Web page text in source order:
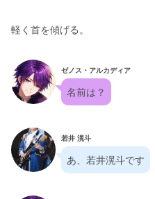
軽く首を傾げる。
ゼノス・アルカディア
名前は？
若井 滉斗
あ、若井滉斗です